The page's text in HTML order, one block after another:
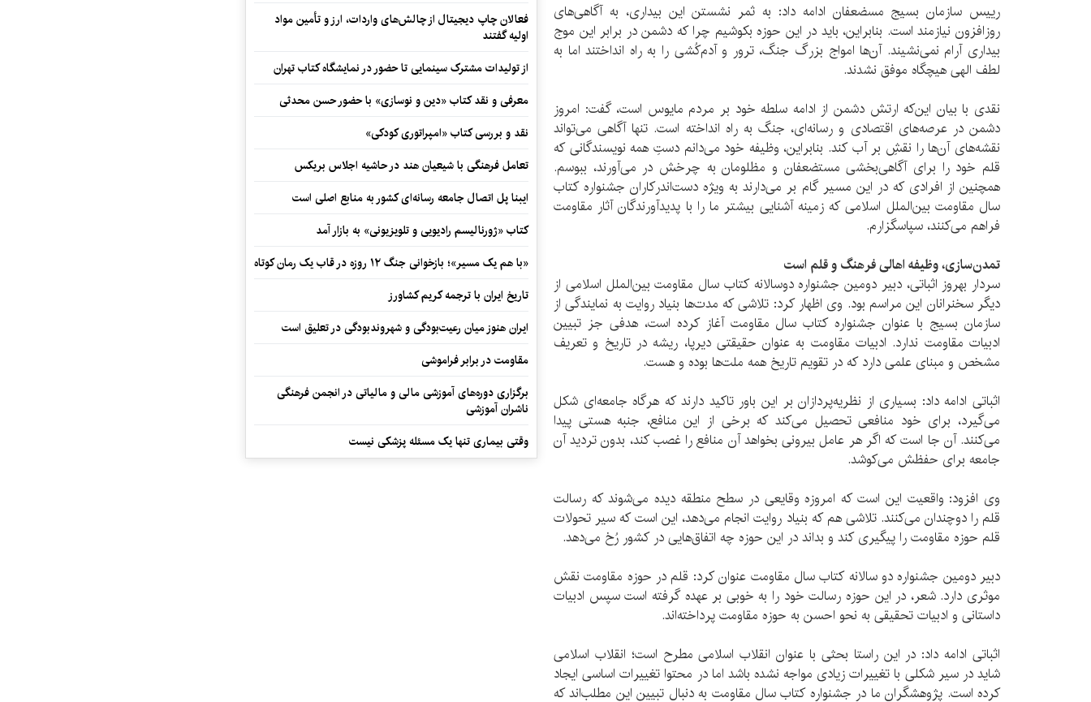
رییس سازمان بسیج مسضعفان ادامه داد: به ثمر نشستن این بیداری، به آگاهی‌های
روزافزون نیازمند است. بنابراین، باید در این حوزه بکوشیم چرا که دشمن در برابر این موج
بیداری آرام نمی‌نشیند. آن‌ها امواج بزرگ جنگ، ترور و آدم‌کُشی را به راه انداختند اما به
لطف الهی هیچگاه موفق نشدند.
نقدی با بیان این‌که ارتش‌ دشمن از ادامه سلطه خود بر مردم مایوس است، گفت: امروز
دشمن در عرصه‌های اقتصادی و رسانه‌ای، جنگ به راه انداخته است. تنها آگاهی می‌تواند
نقشه‌های آن‌ها را نقشِ بر آب کند. بنابراین، وظیفه خود می‌دانم دستِ همه نویسندگانی که
قلم خود را برای آگاهی‌بخشی مستضعفان و مظلومان به چرخش در می‌آورند، ببوسم.
همچنین از افرادی که در این مسیر گام بر می‌دارند به‌ ویژه دست‌اندرکاران جشنواره کتاب
سال مقاومت بین‌الملل اسلامی که زمینه آشنایی بیشتر ما را با پدیدآورندگان آثار مقاومت
فراهم می‌کنند، سپاسگزارم.
تمدن‌سازی، وظیفه اهالی فرهنگ و قلم است
سردار بهروز اثباتی، دبیر دومین جشنواره دوسالانه کتاب سال مقاومت بین‌الملل اسلامی از
دیگر سخنرانان این مراسم بود. وی اظهار کرد: تلاشی که مدت‌ها بنیاد روایت به نمایندگی از
سازمان بسیج با عنوان جشنواره کتاب سال مقاومت آغاز کرده است، هدفی جز تبیین
ادبیات مقاومت ندارد. ادبیات مقاومت به عنوان حقیقتی دیرپا، ریشه در تاریخ و تعریف
مشخص و مبنای علمی دارد که در تقویم تاریخ همه ملت‌ها بوده و هست.
اثباتی ادامه داد: بسیاری از نظریه‌پردازان بر این باور تاکید دارند که هرگاه جامعه‌ای شکل
می‌گیرد، برای خود منافعی تحصیل می‌کند که برخی از این منافع، جنبه هستی پیدا
می‌کنند. آن جا است که اگر هر عامل بیرونی بخواهد آن منافع را غصب کند، بدون تردید آن
جامعه برای حفظش می‌کوشد.
وی افزود: واقعیت این است که امروزه وقایعی در سطح منطقه دیده می‌شوند که رسالت
قلم را دوچندان می‌کنند. تلاشی هم که بنیاد روایت انجام می‌دهد، این است که سیر تحولات
قلم حوزه مقاومت را پیگیری کند و بداند در این حوزه چه اتفاق‌هایی در کشور رُخ می‌دهد.
دبیر دومین جشنواره دو سالانه کتاب سال مقاومت عنوان کرد: قلم در حوزه مقاومت نقش
موثری دارد. شعر، در این حوزه رسالت خود را به خوبی بر عهده گرفته است سپس ادبیات
داستانی و ادبیات تحقیقی به نحو احسن به حوزه مقاومت پرداخته‌اند.
اثباتی ادامه داد: در این راستا بحثی با عنوان انقلاب اسلامی مطرح است؛ انقلاب اسلامی
شاید در سیر شکلی با تغییرات زیادی مواجه نشده باشد اما در محتوا تغییرات اساسی ایجاد
کرده است. پژوهشگران ما در جشنواره کتاب سال مقاومت به دنبال تبیین این مطلب‌اند که
فعالان چاپ دیجیتال از چالش‌های واردات، ارز و تأمین مواد
اولیه گفتند
از تولیدات مشترک سینمایی تا حضور در نمایشگاه کتاب تهران
معرفی و نقد کتاب «دین و نوسازی» با حضور حسن محدثی
نقد و بررسی کتاب «امپراتوری کودکی»
تعامل فرهنگی با شیعیان هند در حاشیه اجلاس بریکس
ایبنا پل اتصال جامعه رسانه‌ای کشور به منابع اصلی است
کتاب «ژورنالیسم رادیویی و تلویزیونی» به بازار آمد
«با هم یک مسیر»؛ بازخوانی جنگ ۱۲ روزه در قاب یک رمان کوتاه
تاریخ ایران با ترجمه کریم کشاورز
ایران هنوز میان رعیت‌بودگی و شهروندبودگی در تعلیق است
مقاومت در برابر فراموشی
برگزاری دوره‌های آموزشی مالی و مالیاتی در انجمن فرهنگی
ناشران آموزشی
وقتی بیماری تنها یک مسئله پزشکی نیست